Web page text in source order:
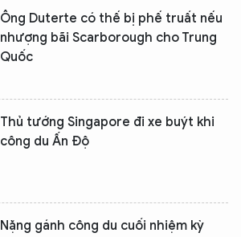
Ông Duterte có thế bị phế truất nếu
nhượng bãi Scarborough cho Trung
Quốc
Thủ tướng Singapore đi xe buýt khi
công du Ấn Độ
Nặng gánh công du cuối nhiệm kỳ